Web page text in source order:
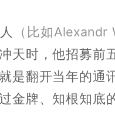
（比如Alexandr
天时，他招募前
是翻开当年的通
金牌、知根知底